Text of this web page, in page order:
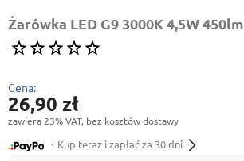
Żarówka LED G9 3000K 4,5W 450lm
Cena:
26,90 zł
zawiera 23% VAT, bez kosztów dostawy
・Kup teraz i zapłać za 30 dni